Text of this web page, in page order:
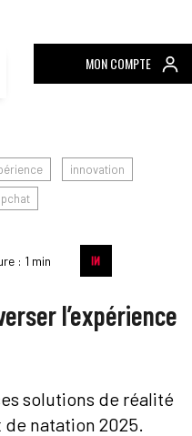
MON COMPTE
innovation
: 1 min
l’expérience
solutions de réalité
natation 2025.